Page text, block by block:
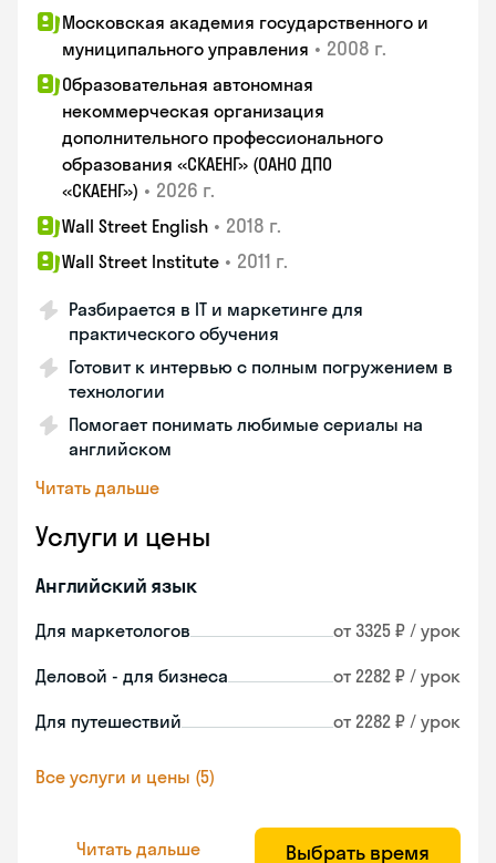
Московская академия государственного и
муниципального управления • 2008 г.
Образовательная автономная
некоммерческая организация
дополнительного профессионального
образования «СКАЕНГ» (ОАНО ДПО
«СКАЕНГ») • 2026 г.
Wall Street English • 2018 г.
Wall Street Institute • 2011 г.
Разбирается в IT и маркетинге для
практического обучения
Готовит к интервью с полным погружением в
технологии
Помогает понимать любимые сериалы на
английском
Читать дальше
Услуги и цены
Английский язык
Для маркетологов от 3325 ₽ / урок
Деловой - для бизнеса от 2282 ₽ / урок
Для путешествий от 2282 ₽ / урок
Все услуги и цены (5)
Читать дальше Выбрать время